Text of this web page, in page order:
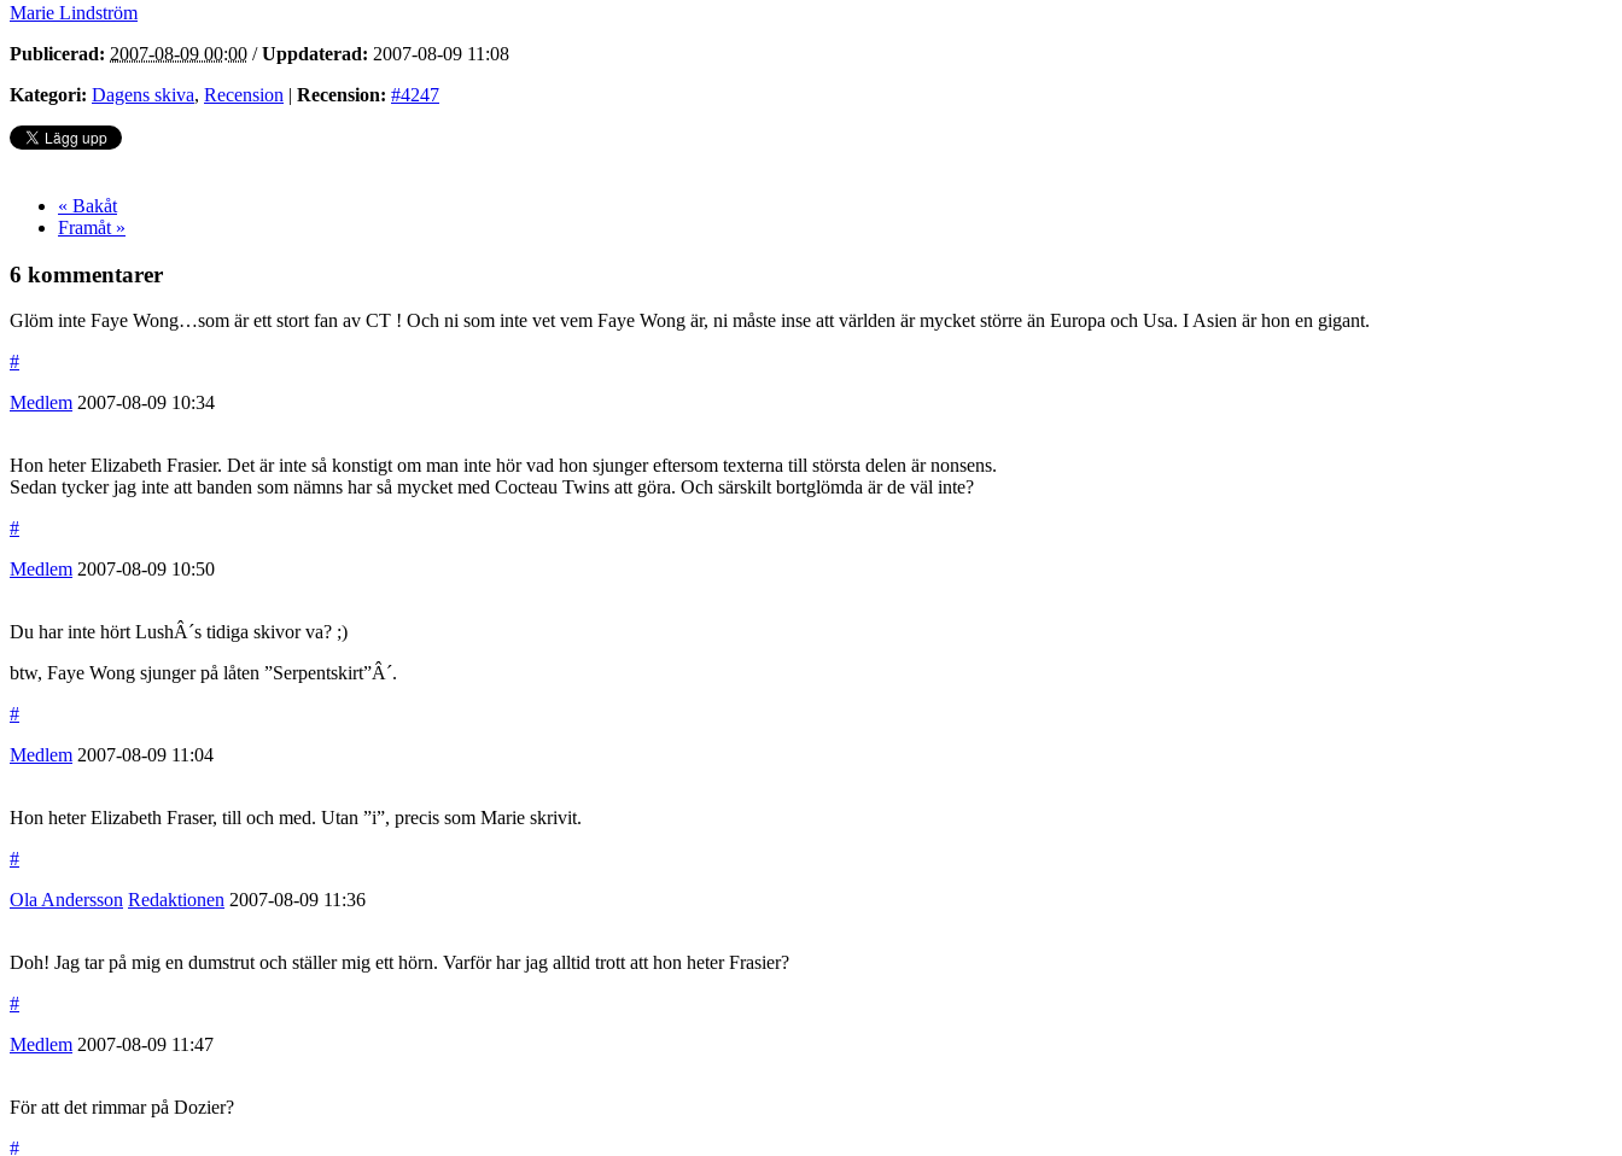
Marie Lindström
Publicerad: 2007-08-09 00:00 /Uppdaterad: 2007-08-09 11:08
Kategori: Dagens skiva, Recension | Recension: #4247
« Bakåt
Framåt »
6 kommentarer
Glöm inte Faye Wong…som är ett stort fan av CT ! Och ni som inte vet vem Faye Wong är, ni måste inse att världen är mycket större än Europa och Usa. I Asien är hon en gigant.
#
Medlem 2007-08-09 10:34
Hon heter Elizabeth Frasier. Det är inte så konstigt om man inte hör vad hon sjunger eftersom texterna till största delen är nonsens.
Sedan tycker jag inte att banden som nämns har så mycket med Cocteau Twins att göra. Och särskilt bortglömda är de väl inte?
#
Medlem 2007-08-09 10:50
Du har inte hört LushÂ´s tidiga skivor va? ;)
btw, Faye Wong sjunger på låten ”Serpentskirt”Â´.
#
Medlem 2007-08-09 11:04
Hon heter Elizabeth Fraser, till och med. Utan ”i”, precis som Marie skrivit.
#
Ola Andersson Redaktionen 2007-08-09 11:36
Doh! Jag tar på mig en dumstrut och ställer mig ett hörn. Varför har jag alltid trott att hon heter Frasier?
#
Medlem 2007-08-09 11:47
För att det rimmar på Dozier?
#